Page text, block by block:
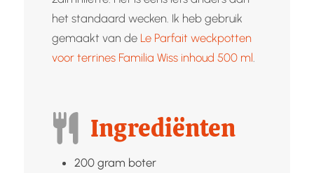
het standaard wecken. Ik heb gebruik
gemaakt van de Le Parfait weckpotten
voor terrines Familia Wiss inhoud 500 ml.
Ingrediënten
200 gram boter